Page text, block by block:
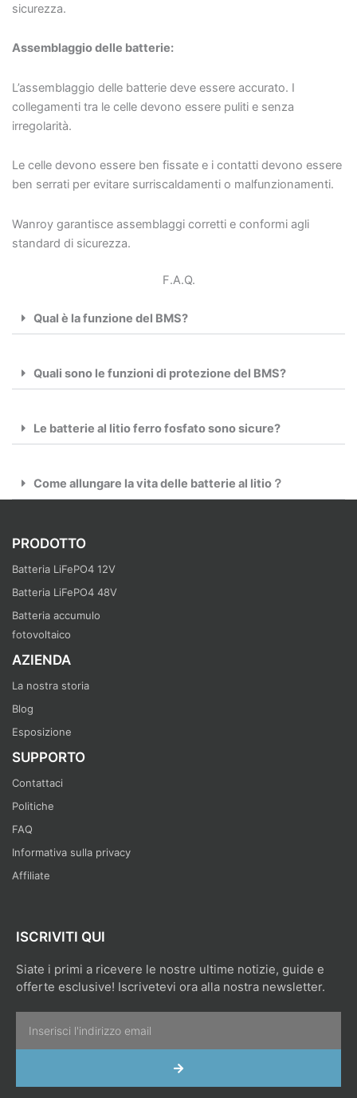
sicurezza.
Assemblaggio delle batterie:
L’assemblaggio delle batterie deve essere accurato. I
collegamenti tra le celle devono essere puliti e senza
irregolarità.
Le celle devono essere ben fissate e i contatti devono essere
ben serrati per evitare surriscaldamenti o malfunzionamenti.
Wanroy garantisce assemblaggi corretti e conformi agli
standard di sicurezza.
F.A.Q.
Qual è la funzione del BMS?
Quali sono le funzioni di protezione del BMS?
Le batterie al litio ferro fosfato sono sicure?
Come allungare la vita delle batterie al litio？
PRODOTTO
Batteria LiFePO4 12V
Batteria LiFePO4 48V
Batteria accumulo
fotovoltaico
AZIENDA
La nostra storia
Blog
Esposizione
SUPPORTO
Contattaci
Politiche
FAQ
Informativa sulla privacy
Affiliate
ISCRIVITI QUI
Siate i primi a ricevere le nostre ultime notizie, guide e
offerte esclusive! Iscrivetevi ora alla nostra newsletter.
INVIA